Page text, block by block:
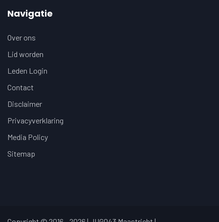
Navigatie
Over ons
Lid worden
Leden Login
Contact
Disclaimer
Privacyverklaring
Media Policy
Sitemap